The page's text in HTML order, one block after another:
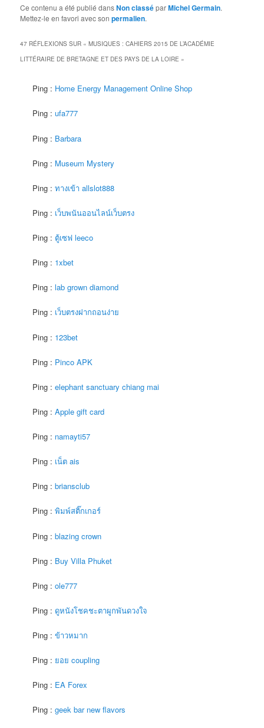
Ce contenu a été publié dansNon classéparMichel Germain.
Mettez-le en favori avec sonpermalien.
47 RÉFLEXIONS SUR «MUSIQUES : CAHIERS 2015 DE L’ACADÉMIE
LITTÉRAIRE DE BRETAGNE ET DES PAYS DE LA LOIRE »
Ping : Home Energy Management Online Shop
Ping :ufa777
Ping : Barbara
Ping : Museum Mystery
Ping :ทางเข้า allslot888
Ping : เว็บพนันออนไลน์เว็บตรง
Ping : ตู้เซฟ leeco
Ping : 1xbet
Ping :lab grown diamond
Ping : เว็บตรงฝากถอนง่าย
Ping : 123bet
Ping : Pinco APK
Ping :elephant sanctuary chiang mai
Ping :Apple gift card
Ping : namayti57
Ping : เน็ต ais
Ping :briansclub
Ping :พิมพ์สติ๊กเกอร์
Ping :blazing crown
Ping : Buy Villa Phuket
Ping :ole777
Ping : ดูหนังโชคชะตาผูกพันดวงใจ
Ping :ข้าวหมาก
Ping : ยอย coupling
Ping : EA Forex
Ping :geek bar new flavors